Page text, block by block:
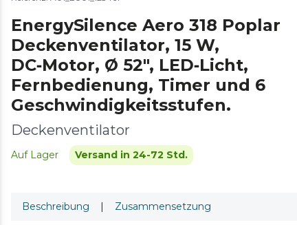
EnergySilence Aero 318 Poplar
Deckenventilator, 15 W,
DC‑Motor, Ø 52″, LED‑Licht,
Fernbedienung, Timer und 6
Geschwindigkeitsstufen.
Deckenventilator
Auf Lager Versand in 24-72 Std.
Beschreibung | Zusammensetzung